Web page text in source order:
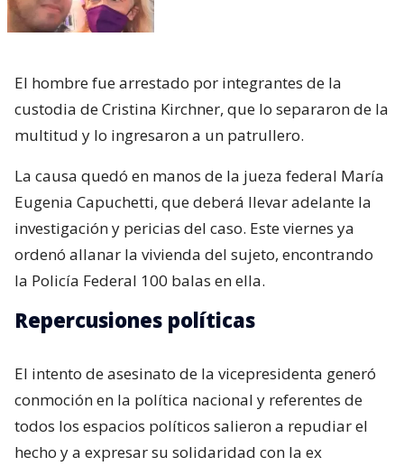
El hombre fue arrestado por integrantes de la
custodia de Cristina Kirchner, que lo separaron de la
multitud y lo ingresaron a un patrullero.
La causa quedó en manos de la jueza federal María
Eugenia Capuchetti, que deberá llevar adelante la
investigación y pericias del caso. Este viernes ya
ordenó allanar la vivienda del sujeto, encontrando
la Policía Federal 100 balas en ella.
Repercusiones políticas
El intento de asesinato de la vicepresidenta generó
conmoción en la política nacional y referentes de
todos los espacios políticos salieron a repudiar el
hecho y a expresar su solidaridad con la ex